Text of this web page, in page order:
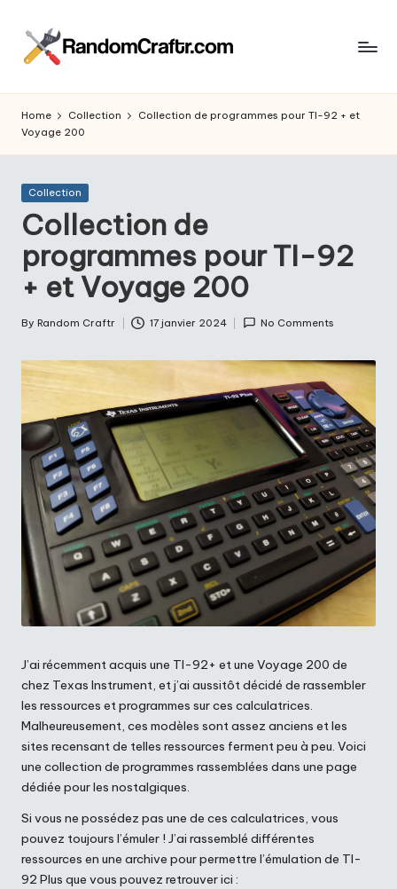
R
a
n
d
o
m
C
r
a
ft
r
touche
Home Collection
Collection de programmes pour TI-92 + et
Voyage 200
Posted
Collection
Collection de
programmes pour TI-92
+ et Voyage 200
Posted
By Random Craftr 17 janvier 2024 No Comments
J’ai récemment acquis une TI-92+ et une Voyage 200 de
chez Texas Instrument, et j’ai aussitôt décidé de rassembler
les ressources et programmes sur ces calculatrices.
Malheureusement, ces modèles sont assez anciens et les
sites recensant de telles ressources ferment peu à peu. Voici
une collection de programmes rassemblées dans une page
dédiée pour les nostalgiques.
Si vous ne possédez pas une de ces calculatrices, vous
pouvez toujours l’émuler ! J’ai rassemblé différentes
ressources en une archive pour permettre l’émulation de TI-
92 Plus que vous pouvez retrouver ici :